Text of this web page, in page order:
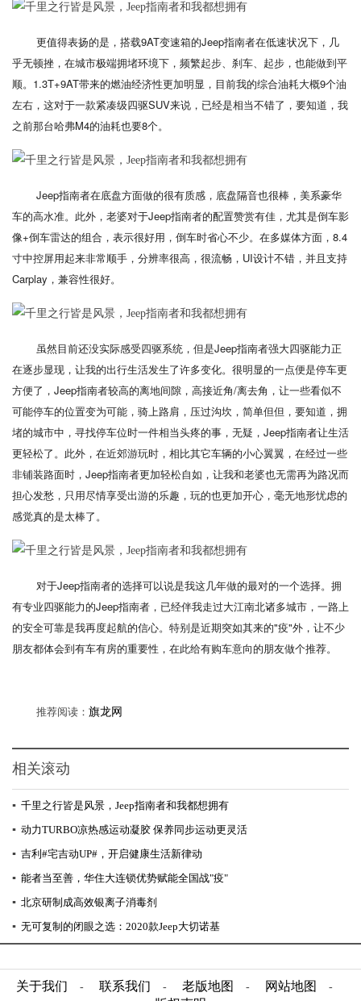
更值得表扬的是，搭载9AT变速箱的Jeep指南者在低速状况下，几
乎无顿挫，在城市极端拥堵环境下，频繁起步、刹车、起步，也能做到平
顺。1.3T+9AT带来的燃油经济性更加明显，目前我的综合油耗大概9个油
左右，这对于一款紧凑级四驱SUV来说，已经是相当不错了，要知道，我
之前那台哈弗M4的油耗也要8个。
Jeep指南者在底盘方面做的很有质感，底盘隔音也很棒，美系豪华
车的高水准。此外，老婆对于Jeep指南者的配置赞赏有佳，尤其是倒车影
像+倒车雷达的组合，表示很好用，倒车时省心不少。在多媒体方面，8.4
寸中控屏用起来非常顺手，分辨率很高，很流畅，UI设计不错，并且支持
Carplay，兼容性很好。
虽然目前还没实际感受四驱系统，但是Jeep指南者强大四驱能力正
在逐步显现，让我的出行生活发生了许多变化。很明显的一点便是停车更
方便了，Jeep指南者较高的离地间隙，高接近角/离去角，让一些看似不
可能停车的位置变为可能，骑上路肩，压过沟坎，简单但但，要知道，拥
堵的城市中，寻找停车位时一件相当头疼的事，无疑，Jeep指南者让生活
更轻松了。此外，在近郊游玩时，相比其它车辆的小心翼翼，在经过一些
非铺装路面时，Jeep指南者更加轻松自如，让我和老婆也无需再为路况而
担心发愁，只用尽情享受出游的乐趣，玩的也更加开心，毫无地形忧虑的
感觉真的是太棒了。
对于Jeep指南者的选择可以说是我这几年做的最对的一个选择。拥
有专业四驱能力的Jeep指南者，已经伴我走过大江南北诸多城市，一路上
的安全可靠是我再度起航的信心。特别是近期突如其来的"疫"外，让不少
朋友都体会到有车有房的重要性，在此给有购车意向的朋友做个推荐。
推荐阅读： 旗龙网
相关滚动
▪ 千里之行皆是风景，Jeep指南者和我都想拥有
▪ 动力TURBO凉热感运动凝胶 保养同步运动更灵活
▪ 吉利#宅吉动UP#，开启健康生活新律动
▪ 能者当至善，华住大连锁优势赋能全国战"疫"
▪ 北京研制成高效银离子消毒剂
▪ 无可复制的闭眼之选：2020款Jeep大切诺基
关于我们 - 联系我们 - 老版地图 - 网站地图 -